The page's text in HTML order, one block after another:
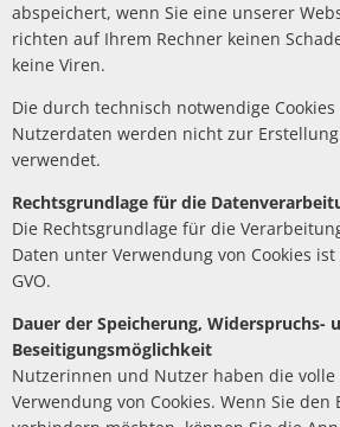
abspeichert, wenn Sie eine unserer
richten auf Ihrem Rechner keinen
keine Viren.
Die durch technisch notwendige
Nutzerdaten werden nicht zur
verwendet.
Rechtsgrundlage für die
Die Rechtsgrundlage für die
Daten unter Verwendung von Cookies ist
GVO.
Dauer der Speicherung, Widerspruchs-
Beseitigungsmöglichkeit
Nutzerinnen und Nutzer haben die
Verwendung von Cookies. Wenn Sie den